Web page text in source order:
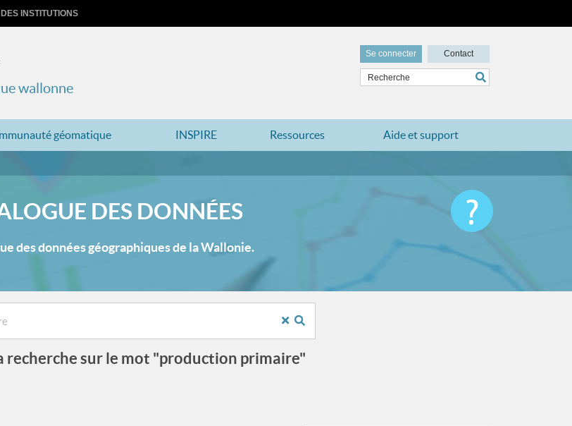
INSTITUTIONS
wallonne
Se connecter Contact
géomatique INSPIRE Ressources Aide et support
DES DONNÉES
des données géographiques de la Wallonie.
recherche sur le mot "production primaire"